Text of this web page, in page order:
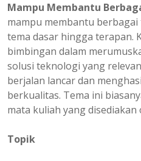
Mampu Membantu
mampu membantu
tema dasar hingga terapan.
bimbingan dalam
solusi teknologi yang
berjalan lancar dan
berkualitas. Tema ini
mata kuliah yang disediakan
Topik